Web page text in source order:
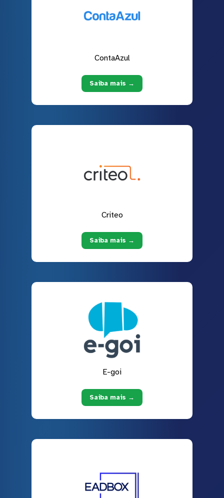
ContaAzul
Saiba mais →
Criteo
Saiba mais →
E-goi
Saiba mais →